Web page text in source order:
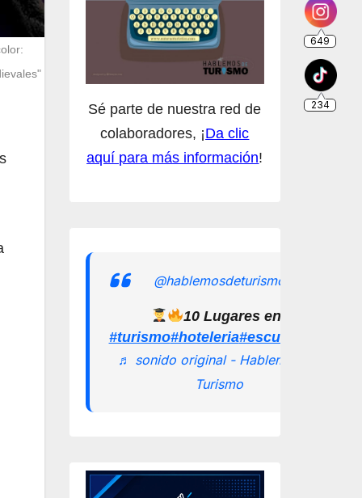
Sé parte de nuestra red de
colaboradores, ¡Da clic
aquí para más información!
@hablemosdeturismomx
10 Lugares en los que
#turismo#hoteleria
♬ sonido original - Hablemos de
Turismo
234